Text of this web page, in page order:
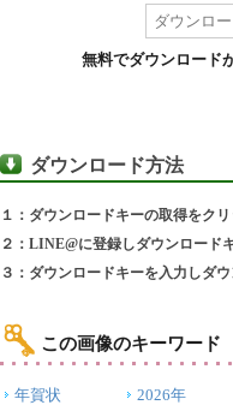
無料でダウンロード
ダウンロード方法
１：ダウンロードキーの取得をクリ
２：LINE@に登録しダウンロード
３：ダウンロードキーを入力しダ
この画像のキーワード
年賀状 2026年